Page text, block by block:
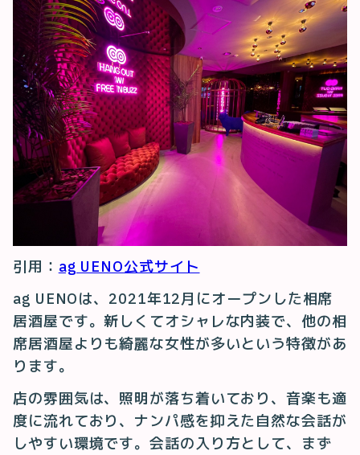
引用： ag UENO公式サイト
ag UENOは、2021年12月にオープンした相席
居酒屋です。新しくてオシャレな内装で、他の相
席居酒屋よりも綺麗な女性が多いという特徴があ
ります。
店の雰囲気は、照明が落ち着いており、音楽も適
度に流れており、ナンパ感を抑えた自然な会話が
しやすい環境です。会話の入り方として、まず